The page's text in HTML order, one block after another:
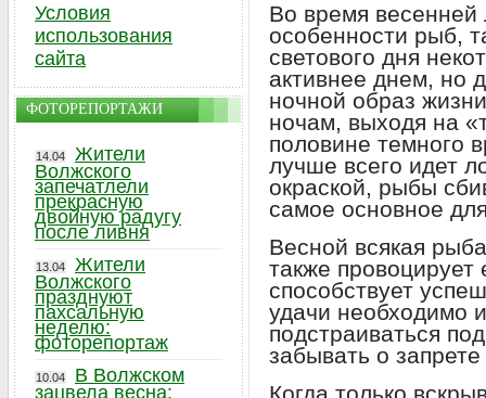
Во время весенней
особенности рыб,
светового дня
активнее днем, но
ночной образ
ночам, выходя на
половине темного
лучше всего идет
окраской, рыбы
самое основное
Весной всякая
также
способствует
удачи необходимо
подстраиваться
забывать о
Условия
использования
сайта
ФОТОРЕПОРТАЖИ
14.04
Жители
Волжского
запечатлели
прекрасную
двойную радугу
после ливня
13.04
Жители
Волжского
празднуют
пахсальную
неделю:
фоторепортаж
10.04
В Волжском
зацвела весна: